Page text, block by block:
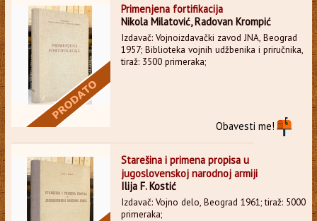
Primenjena fortifikacija
Nikola Milatović, Radovan Krompić
Izdavač: Vojnoizdavački zavod JNA, Beograd
1957; Biblioteka vojnih udžbenika i priručnika,
tiraž: 3500 primeraka;
Obavesti me!
Starešina i primena propisa u
jugoslovenskoj narodnoj armiji
Ilija F. Kostić
Izdavač: Vojno delo, Beograd 1961; tiraž: 5000
primeraka;